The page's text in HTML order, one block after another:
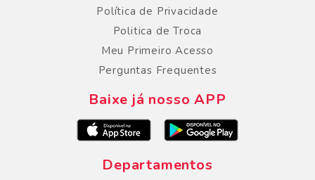
Política de Privacidade
Politica de Troca
Meu Primeiro Acesso
Perguntas Frequentes
Baixe já nosso APP
Departamentos